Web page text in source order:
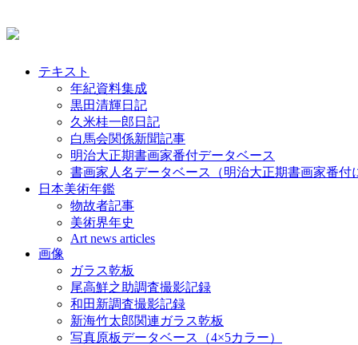
テキスト
年紀資料集成
黒田清輝日記
久米桂一郎日記
白馬会関係新聞記事
明治大正期書画家番付データベース
書画家人名データベース（明治大正期書画家番付
日本美術年鑑
物故者記事
美術界年史
Art news articles
画像
ガラス乾板
尾高鮮之助調査撮影記録
和田新調査撮影記録
新海竹太郎関連ガラス乾板
写真原板データベース（4×5カラー）